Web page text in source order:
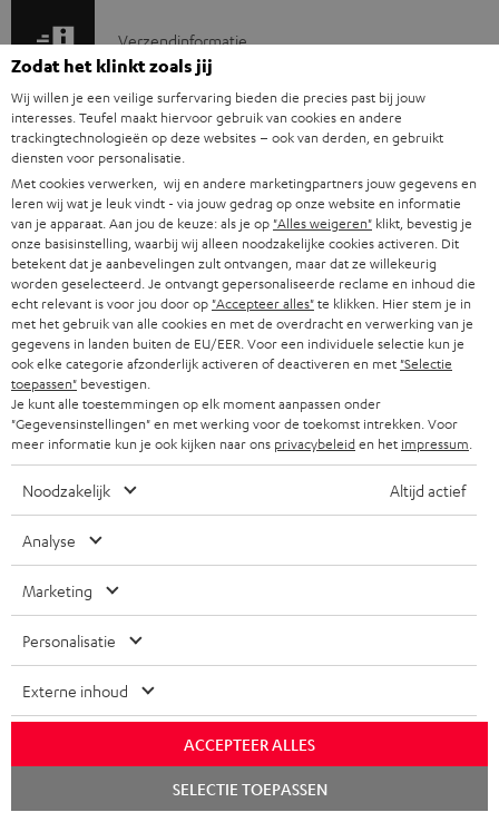
d
d
o
c
u
m
e
n
t
e
n
V
e
r
z
e
n
d
i
n
f
o
r
m
t
Verzendinformatie
G
a
r
a
n
t
i
e
i
n
r
a
t
i
Wettelijke garantie
A
u
d
i
o
g
l
s
s
a
r
y
Audiolexicon: technische begrippen snel uitgelegd
C
o
n
c
n
f
r
m
Jouw persoonlijk koopadvies
+31 (0)20 8083195
Ma–vr 09:00–17:00 uur.
Weekend & Duitse feestdagen gesloten
Teufel support
Storefinder
Overzicht
Geldig t/m 15.08.2026, 23:59 uur. De kortingscode geldt alleen op
www.teufelaudio.nl en is niet geldig op reeds geplaatste en/of gedane
bestellingen en aankopen. Je kunt een kortingscode niet inruilen voor
Zodat het klinkt zoals jij
Wij willen je een veilige surfervaring bieden die precies past bij jouw
interesses. Teufel maakt hiervoor gebruik van cookies en andere
trackingtechnologieën op deze websites – ook van derden, en gebruikt
diensten voor personalisatie.
Met cookies verwerken, wij en andere marketingpartners jouw gegevens en
leren wij wat je leuk vindt - via jouw gedrag op onze website en informatie
van je apparaat. Aan jou de keuze: als je op "Alles weigeren" klikt, bevestig je
onze basisinstelling, waarbij wij alleen noodzakelijke cookies activeren. Dit
betekent dat je aanbevelingen zult ontvangen, maar dat ze willekeurig
worden geselecteerd. Je ontvangt gepersonaliseerde reclame en inhoud die
echt relevant is voor jou door op "Accepteer alles"te klikken. Hier stem je in
met het gebruik van alle cookies en met de overdracht en verwerking van je
gegevens in landen buiten de EU/EER. Voor een individuele selectie kun je
ook elke categorie afzonderlijk activeren of deactiveren en met "Selectie
toepassen" bevestigen.
Je kunt alle toestemmingen op elk moment aanpassen onder
"Gegevensinstellingen" en met werking voor de toekomst intrekken. Voor
meer informatie kun je ook kijken naar ons privacybeleiden het impressum
Noodzakelijk Altijd actief
Analyse
Marketing
Personalisatie
Externe inhoud
ACCEPTEER ALLES
SELECTIE TOEPASSEN